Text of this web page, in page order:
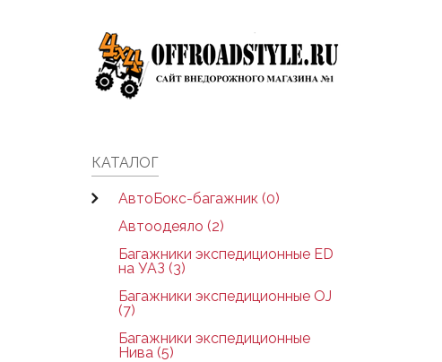
КАТАЛОГ
АвтоБокс-багажник (0)
Автоодеяло (2)
Багажники экспедиционные ED
на УАЗ (3)
Багажники экспедиционные OJ
(7)
Багажники экспедиционные
Нива (5)